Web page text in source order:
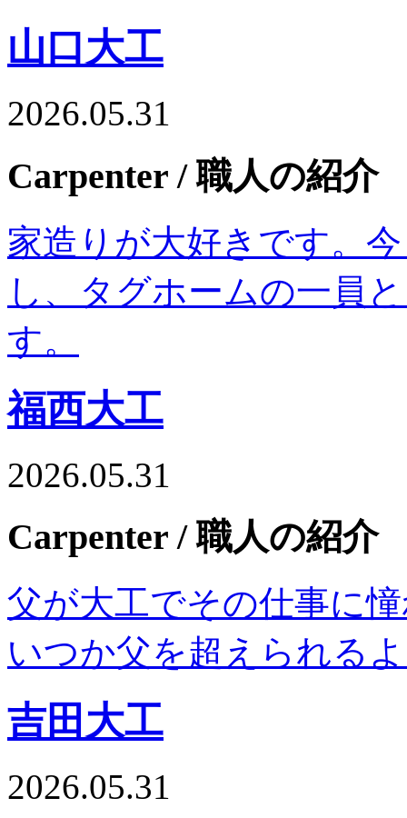
山口大工
2026.05.31
Carpenter / 職人の紹介
家造りが大好きです。
し、タグホームの一員
す。
福西大工
2026.05.31
Carpenter / 職人の紹介
父が大工でその仕事に
いつか父を超えられる
吉田大工
2026.05.31